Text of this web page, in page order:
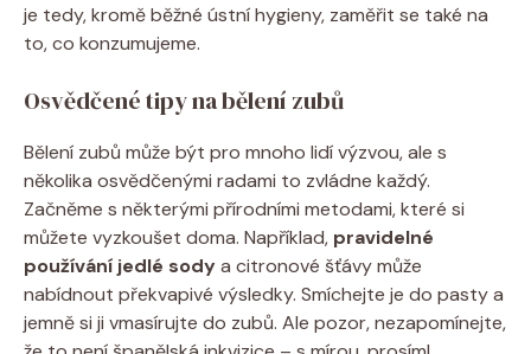
je tedy, kromě běžné ústní hygieny, zaměřit se také na
to, co konzumujeme.
Osvědčené tipy na bělení zubů
Bělení zubů může být pro mnoho lidí výzvou, ale s
několika osvědčenými radami to zvládne každý.
Začněme s některými přírodními metodami, které si
můžete vyzkoušet doma. Například, pravidelné
používání jedlé sodya citronové šťávy může
nabídnout překvapivé výsledky. Smíchejte je do pasty a
jemně si ji vmasírujte do zubů. Ale pozor, nezapomínejte,